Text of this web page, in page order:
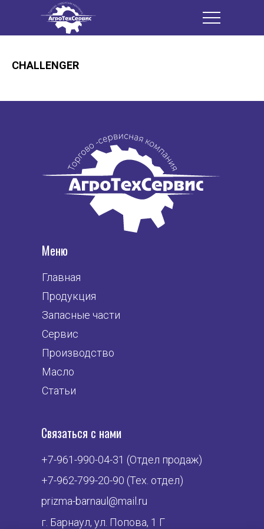
CHALLENGER
+7-961-990-04-31 (Отдел продаж)
+7-962-799-20-90 (Тех. отдел)
prizma-barnaul@mail.ru
г. Барнаул, ул. Попова, 1 Г
Меню
Связаться с нами
Главная
Продукция
Запасные части
Масло
Производство
Сервис
Статьи